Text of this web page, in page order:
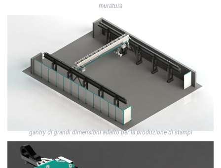
muratura
gantry di grandi dimensioni adatto per la produzione di stampi